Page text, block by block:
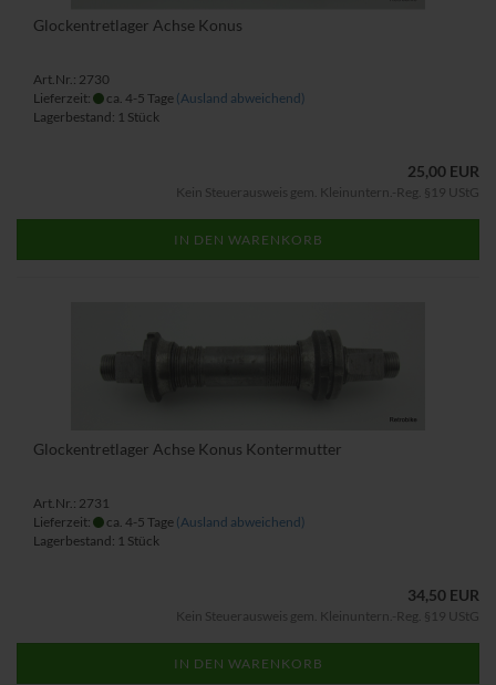
Glockentretlager Achse Konus
Art.Nr.: 2730
Lieferzeit:
ca. 4-5 Tage (Ausland abweichend)
Lagerbestand: 1 Stück
25,00 EUR
Kein Steuerausweis gem. Kleinuntern.-Reg. §19 UStG
IN DEN WARENKORB
Glockentretlager Achse Konus Kontermutter
Art.Nr.: 2731
Lieferzeit:
ca. 4-5 Tage (Ausland abweichend)
Lagerbestand: 1 Stück
34,50 EUR
Kein Steuerausweis gem. Kleinuntern.-Reg. §19 UStG
IN DEN WARENKORB